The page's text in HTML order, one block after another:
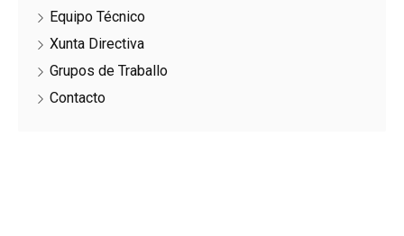
Equipo Técnico
Xunta Directiva
Grupos de Traballo
Contacto